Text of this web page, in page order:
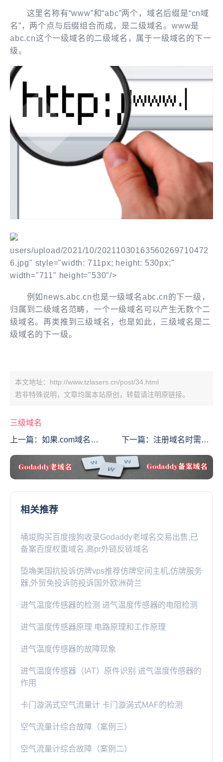
这里名称有“www”和“abc”两个，域名后缀是“cn域
名”，两个点与后缀组合而成，是二级域名。www是
abc.cn这个一级域名的二级域名，属于一级域名的下一
级。
users/upload/2021/10/20211030163560269710472
6.jpg" style="width: 711px; height: 530px;"
width="711" height="530"/>
例如news.abc.cn也是一级域名abc.cn的下一级，
归属到二级域名范畴，一个一级域名可以产生无数个二
级域名。再类推到三级域名，也是如此，三级域名是二
级域名的下一级。
本文地址：http://www.tzlasers.cn/post/34.html
若非特殊说明，文章均属本站原创，转载请注明原链接。
三级域名
上一篇： 如果.com域名过
下一篇：注册域名时需要
相关推荐
埇埈购买百度搜狗收录Godaddy老域名交易出售,已
备案百度权重域名,高pr外链反链域名
埅埆美国抗投诉仿牌vps推荐仿牌空间主机,仿牌服务
器,外贸免投诉防投诉国外欧洲荷兰
进气温度传感器的检测 进气温度传感器的电阻检测
进气温度传感器原理 电路原理和工作原理
进气温度传感器的故障现象
进气温度传感器（IAT）原件识别 进气温度传感器的
作用
卡门漩涡式空气流量计 卡门漩涡式MAF的检测
空气流量计综合故障（案例三）
空气流量计综合故障（案例二）